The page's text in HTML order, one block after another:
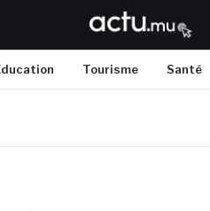
Tourisme Santé